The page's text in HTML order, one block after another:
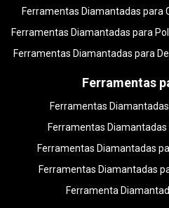
Ferramentas Diamantadas para
Ferramentas Diamantadas para
Ferramentas Diamantadas para
Ferramentas
Ferramentas
Ferramentas
Ferramentas Diamantadas
Ferramentas Diamantadas
Ferramenta